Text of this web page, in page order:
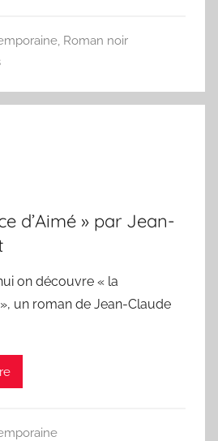
, Roman noir
d’Aimé » par Jean-
on découvre « la
un roman de Jean-Claude